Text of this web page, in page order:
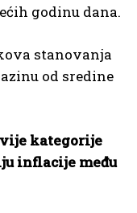
godinu dana.
stanovanja
od sredine
kategorije
inflacije među